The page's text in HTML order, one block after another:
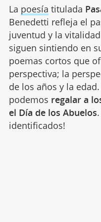
La poesía titulada
Benedetti refleja el
juventud y la
siguen sintiendo en
poemas cortos que
perspectiva; la
de los años y la
podemos regalar a
el Día de los Abuelos
identificados!